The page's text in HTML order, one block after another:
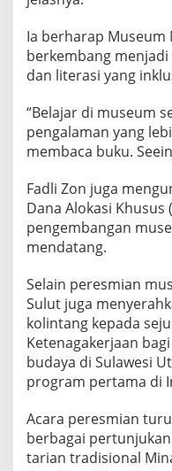
Ia berharap Museum
berkembang
dan literasi yang
“Belajar di museum
pengalaman yang
membaca buku.
Fadli Zon juga
Dana Alokasi
pengembangan
mendatang.
Selain peresmian
Sulut juga
kolintang kepada
Ketenagakerjaan
budaya di Sulawesi
program pertama di
Acara peresmian
berbagai
tarian tradisional